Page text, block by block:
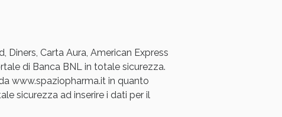
Carta Aura, American Express
di Banca BNL in totale sicurezza.
www.spaziopharma.it in quanto
sicurezza ad inserire i dati per il